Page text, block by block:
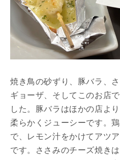
焼き鳥の砂ずり、豚バラ、
ギョーザ、そしてこのお店
した。豚バラはほかの店よ
柔らかくジューシーです。
で、レモン汁をかけてアツ
です。ささみのチーズ焼き